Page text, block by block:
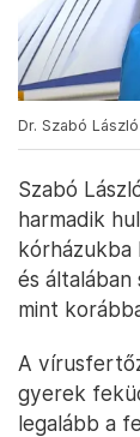
Dr. Szabó
Szabó
harmadik
kórházukba
és általában
mint
A
gyerek
legalább a